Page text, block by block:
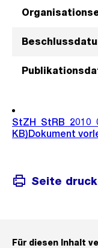
KB)Dokument
Seite
Für diesen Inhalt